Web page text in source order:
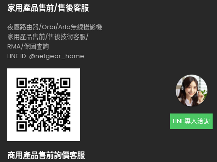
家用產品售前/售後客服
夜鷹路由器/Orbi/Arlo無線攝影機
家用產品售前/售後技術客服/
RMA/保固查詢
LINE ID: @netgear_home
商用產品售前詢價客服
LINE專人洽詢